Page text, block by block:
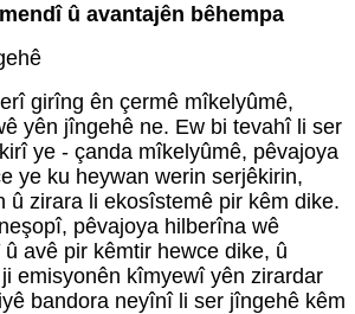
û avantajên bêhempa
girîng ên çermê mîkelyûmê,
yên jîngehê ne. Ew bi tevahî li ser
ye - çanda mîkelyûmê, pêvajoya
ye ku heywan werin serjêkirin,
û zirara li ekosîstemê pir kêm dike.
pêvajoya hilberîna wê
avê pir kêmtir hewce dike, û
emisyonên kîmyewî yên zirardar
bandora neyînî li ser jîngehê kêm